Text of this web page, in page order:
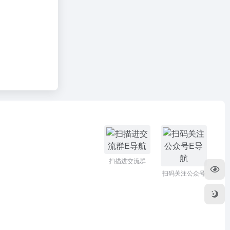
扫描进交流群
扫码关注公众号